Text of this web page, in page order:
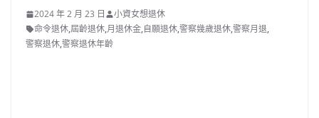
2024 年 2 月 23 日
小資女想退休
命令退休,屆齡退休,月退休金,自願退休,警察幾歲退休,警察月退,
警察退休,警察退休年齡